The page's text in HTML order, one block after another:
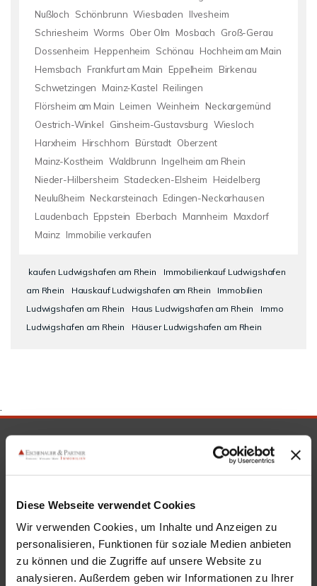
Diese Webseite verwendet Cookies
Wir verwenden Cookies, um Inhalte und Anzeigen zu
personalisieren, Funktionen für soziale Medien anbieten
zu können und die Zugriffe auf unsere Website zu
analysieren. Außerdem geben wir Informationen zu Ihrer
Nußloch
Schönbrunn Wiesbaden
Ilvesheim
Schriesheim Worms Ober Olm Mosbach
Groß-Gerau
Dossenheim Heppenheim Schönau
Hochheim am Main
Hemsbach
Frankfurt am Main Eppelheim
Birkenau
Schwetzingen
Mainz-Kastel Reilingen
Flörsheim am Main Leimen Weinheim
Neckargemünd
Oestrich-Winkel
Ginsheim-Gustavsburg Wiesloch
Harxheim
Hirschhorn Bürstadt Oberzent
Mainz-Kostheim Waldbrunn Ingelheim am Rhein
Nieder-Hilbersheim Stadecken-Elsheim
Heidelberg
Neulußheim Neckarsteinach Edingen-Neckarhausen
Laudenbach Eppstein Eberbach Mannheim
Maxdorf
Mainz Immobilie verkaufen
kaufen Ludwigshafen am Rhein
Immobilienkauf Ludwigshafen
am Rhein
Hauskauf Ludwigshafen am Rhein
Immobilien
Ludwigshafen am Rhein
Haus Ludwigshafen am Rhein
Immo
Ludwigshafen am Rhein
Häuser Ludwigshafen am Rhein
.
SICHERHEIT & KOMPETENZ